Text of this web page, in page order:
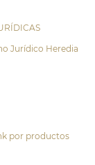
Jurídico Heredia
por productos